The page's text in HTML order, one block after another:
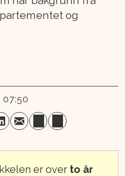
og
07:50
er over to år